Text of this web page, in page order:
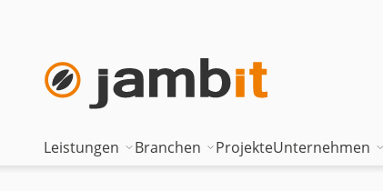
Leistungen
AI Transformation Consulting
Branchen
Automotive
ProjekteUnternehmen
Where